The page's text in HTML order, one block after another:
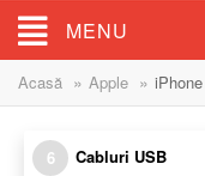
MENU
Acasă » Apple »
6 Cabluri USB